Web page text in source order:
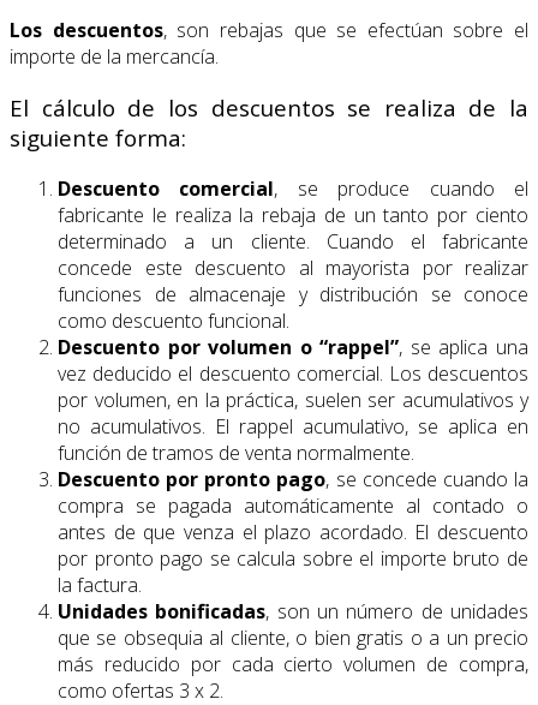
Los descuentos, son rebajas que se efectúan sobre el
importe de la mercancía.
El cálculo de los descuentos se realiza de la
siguiente forma:
Descuento comercial, se produce cuando el
fabricante le realiza la rebaja de un tanto por ciento
determinado a un cliente. Cuando el fabricante
concede este descuento al mayorista por realizar
funciones de almacenaje y distribución se conoce
como descuento funcional.
Descuento por volumen o “rappel”, se aplica una
vez deducido el descuento comercial. Los descuentos
por volumen, en la práctica, suelen ser acumulativos y
no acumulativos. El rappel acumulativo, se aplica en
función de tramos de venta normalmente.
Descuento por pronto pago, se concede cuando la
compra se pagada automáticamente al contado o
antes de que venza el plazo acordado. El descuento
por pronto pago se calcula sobre el importe bruto de
la factura.
Unidades bonificadas, son un número de unidades
que se obsequia al cliente, o bien gratis o a un precio
más reducido por cada cierto volumen de compra,
como ofertas 3 x 2.